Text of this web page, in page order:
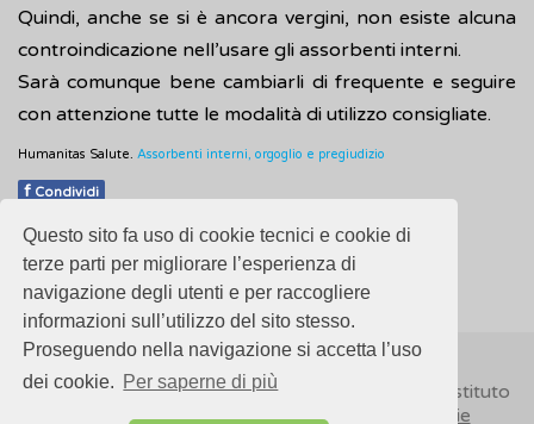
Questo sito fa uso di cookie tecnici e cookie di
terze parti per migliorare l’esperienza di
navigazione degli utenti e per raccogliere
informazioni sull’utilizzo del sito stesso.
Proseguendo nella navigazione si accetta l’uso
dei cookie. Per saperne di più
Quindi, anche se si è ancora vergini, non esiste alcuna
controindicazione nell’usare gli assorbenti interni.
Sarà comunque bene cambiarli di frequente e seguire
con attenzione tutte le modalità di utilizzo consigliate.
Humanitas Salute. Assorbenti interni, orgoglio e pregiudizio
f Condividi
Pubblicato: 24 Marzo 2018
© 2018ISSalute - Sito sviluppato e gestito dall’Istituto
Superiore di Sanità (ISS) -Disclaimer Cookie